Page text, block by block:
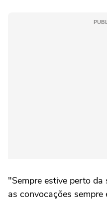
"Sempre estive perto da
as convocações